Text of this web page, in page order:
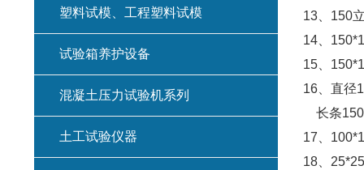
13、 150
14、
15、
16、直径
长条
17
18、
塑料试模、工程塑料试模
试验箱养护设备
混凝土压力试验机系列
土工试验仪器